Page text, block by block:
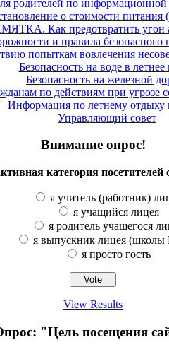
родителей по информационной
о стоимости питания
Как предотвратить угон
и правила безопасного
попыткам вовлечения
Безопасность на воде в летнее
Безопасность на железной
по действиям при угрозе
Информация по летнему отдыху
Управляющий совет
Внимание опрос!
категория посетителей
я учитель (работник)
я учащийся лицея
я родитель учащегося
я выпускник лицея
я просто гость
View Results
"Цель посещения